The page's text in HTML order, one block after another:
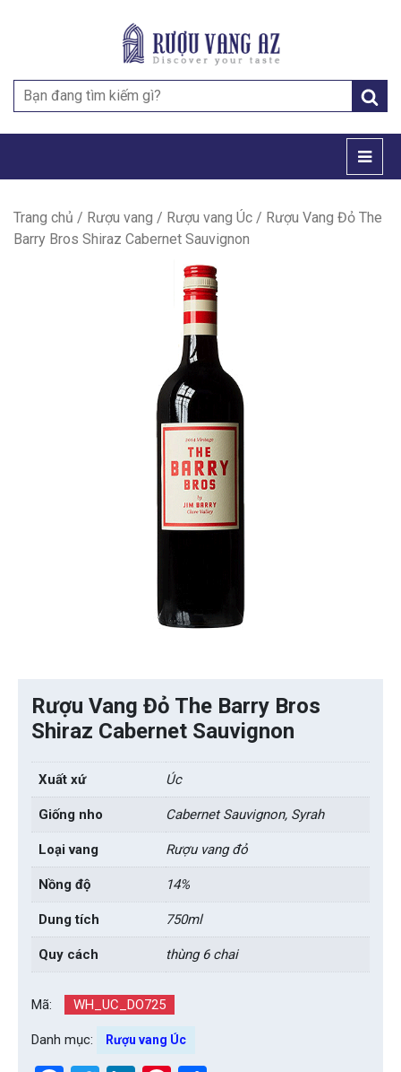
Search
for:
Trang chủ / Rượu vang / Rượu vang Úc / Rượu Vang Đỏ The
Barry Bros Shiraz Cabernet Sauvignon
Rượu Vang Đỏ The Barry Bros
Shiraz Cabernet Sauvignon
Xuất xứ Úc
Giống nho Cabernet Sauvignon, Syrah
Loại vang Rượu vang đỏ
Nồng độ 14%
Dung tích 750ml
Quy cách thùng 6 chai
Mã: WH_UC_DO725
Danh mục: Rượu vang Úc